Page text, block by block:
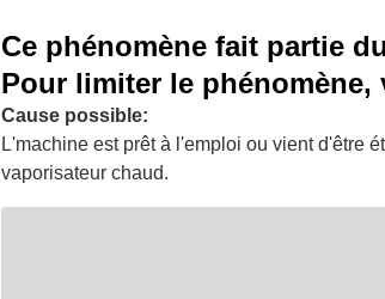
Ce phénomène fait partie
Pour limiter le
Cause possible:
L'machine est prêt à l'emploi ou vient d'être
vaporisateur chaud.